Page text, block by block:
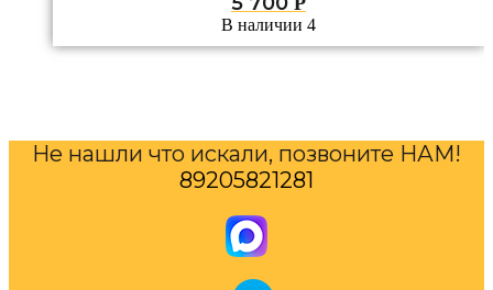
В наличии 4
Не нашли что искали, позвоните НАМ!
89205821281